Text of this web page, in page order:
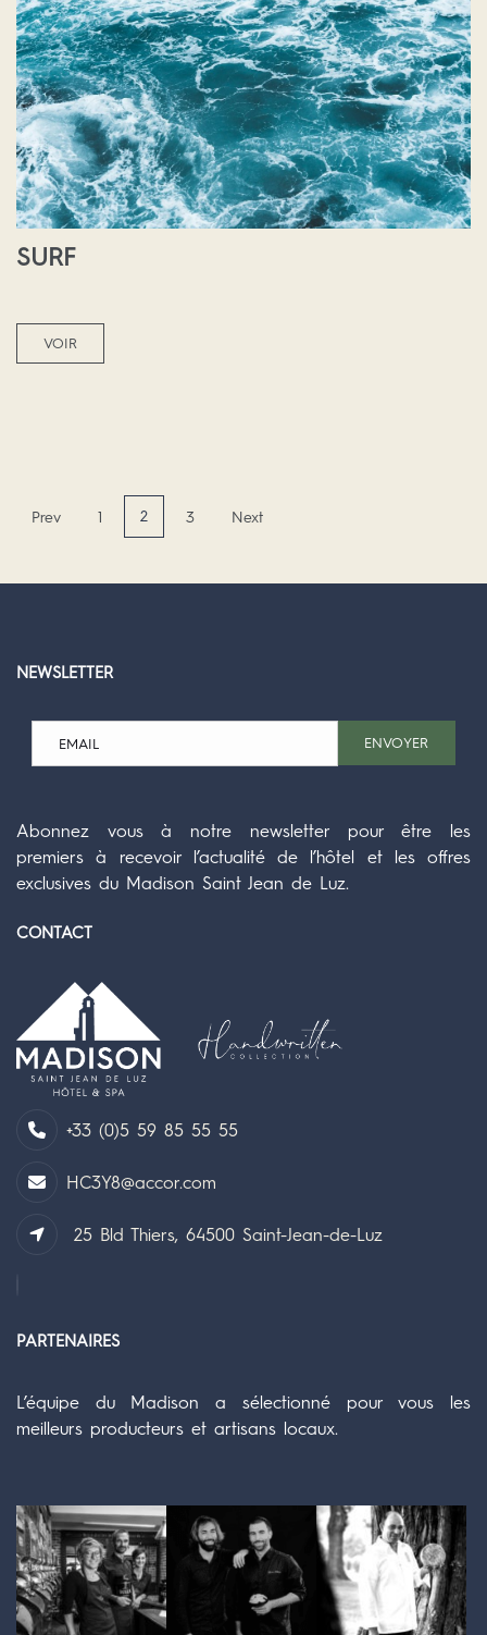
SURF
VOIR
Prev 1 2 3 Next
NEWSLETTER
ENVOYER
Abonnez vous à notre newsletter pour être les
premiers à recevoir l’actualité de l’hôtel et les offres
exclusives du Madison Saint Jean de Luz.
CONTACT
+33 (0)5 59 85 55 55
HC3Y8@accor.com
25 Bld Thiers, 64500 Saint-Jean-de-Luz
PARTENAIRES
L’équipe du Madison a sélectionné pour vous les
meilleurs producteurs et artisans locaux.